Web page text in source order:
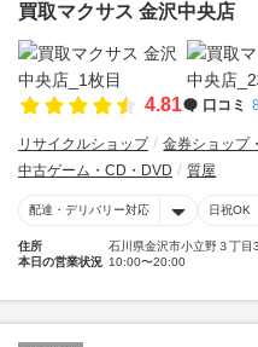
買取マクサス 金沢中央店
4.81 口コミ
リサイクルショップ 金券ショップ
中古ゲーム・CD・DVD
質屋
配達・デリバリー対応 日祝OK
住所
石川県金沢市小立野３丁目
本日の営業状況 10:00〜20:00